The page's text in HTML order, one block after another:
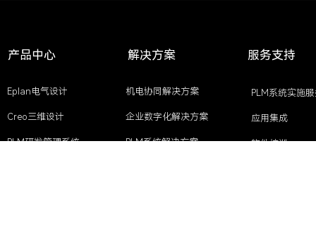
机电协同解决方案
企业数字化解决方案
PLM系统解决方案
产品中心 解决方案 服务支持
PLM系统实施
应用集成
软件培训
Eplan电气设计
Creo三维设计
PLM研发管理系统